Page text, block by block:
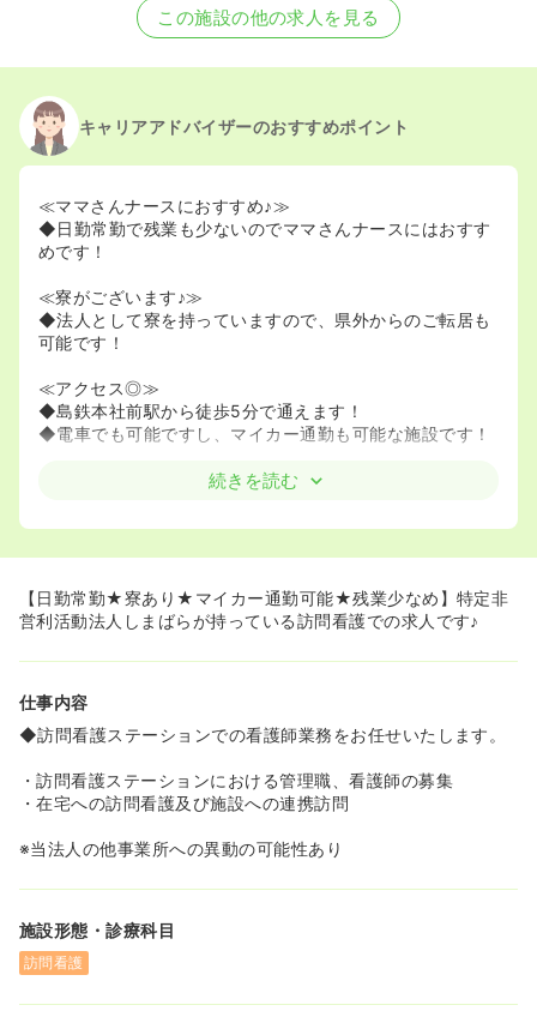
この施設の他の求人を見る
キャリアアドバイザーのおすすめポイント
≪ママさんナースにおすすめ♪≫
◆日勤常勤で残業も少ないのでママさんナースにはおすす
めです！
≪寮がございます♪≫
◆法人として寮を持っていますので、県外からのご転居も
可能です！
≪アクセス◎≫
◆島鉄本社前駅から徒歩5分で通えます！
◆電車でも可能ですし、マイカー通勤も可能な施設です！
続きを読む
【日勤常勤★寮あり★マイカー通勤可能★残業少なめ】特定非
営利活動法人しまばらが持っている訪問看護での求人です♪
仕事内容
◆訪問看護ステーションでの看護師業務をお任せいたします。
・訪問看護ステーションにおける管理職、看護師の募集
・在宅への訪問看護及び施設への連携訪問
※当法人の他事業所への異動の可能性あり
施設形態・診療科目
訪問看護